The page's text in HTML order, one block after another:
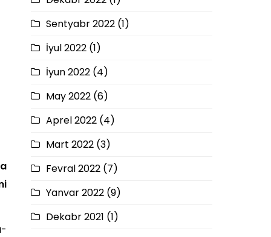
Sentyabr 2022 (1)
İyul 2022 (1)
İyun 2022 (4)
May 2022 (6)
Aprel 2022 (4)
Mart 2022 (3)
Fevral 2022 (7)
Yanvar 2022 (9)
Dekabr 2021 (1)